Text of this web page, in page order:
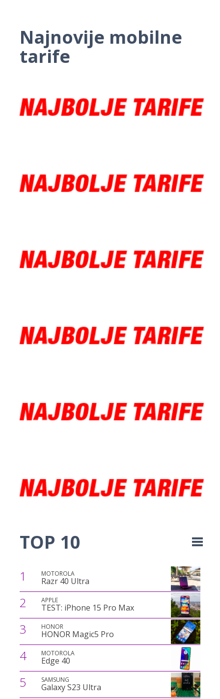
Najnovije mobilne
tarife
TOP 10
1 MOTOROLA
Razr 40 Ultra
2 APPLE
TEST: iPhone 15 Pro Max
3 HONOR
HONOR Magic5 Pro
4 MOTOROLA
Edge 40
5 SAMSUNG
Galaxy S23 Ultra